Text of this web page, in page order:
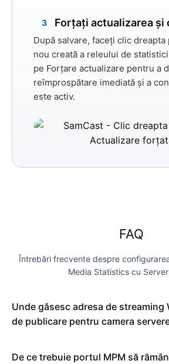
3 Forțați actualizarea și
După salvare, faceți clic dreapta
nou creată a releului de
pe Forțare actualizare pentru a
reîmprospătare imediată și a
este activ.
FAQ
Întrebări frecvente despre
Media Statistics cu Server
Unde găsesc adresa de streaming
de publicare pentru camera
De ce trebuie portul MPM să